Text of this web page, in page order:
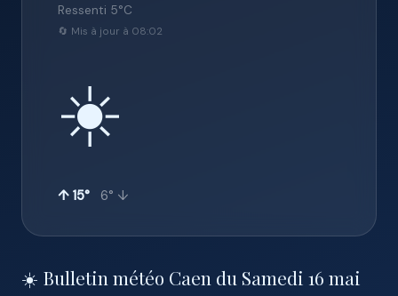
Ressenti 5°C
🔄 Mis à jour à 08:02
☀️
↑ 15° 6° ↓
☀️ Bulletin météo Caen du Samedi 16 mai